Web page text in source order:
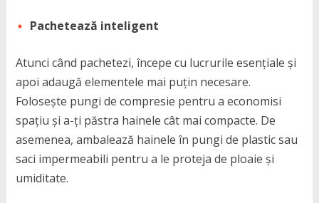
Pachetează inteligent
Atunci când pachetezi, începe cu lucrurile esențiale și
apoi adaugă elementele mai puțin necesare.
Folosește pungi de compresie pentru a economisi
spațiu și a-ți păstra hainele cât mai compacte. De
asemenea, ambalează hainele în pungi de plastic sau
saci impermeabili pentru a le proteja de ploaie și
umiditate.